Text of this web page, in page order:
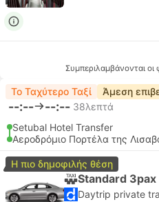
Συμπεριλαμβάνονται οι
Το Ταχύτερο Ταξί Άμεση
--:-- --:-- 38λεπτά
Setubal Hotel Transfer
Αεροδρόμιο Πορτέλα της
Η πιο δημοφιλής θέση
Standard 3pax